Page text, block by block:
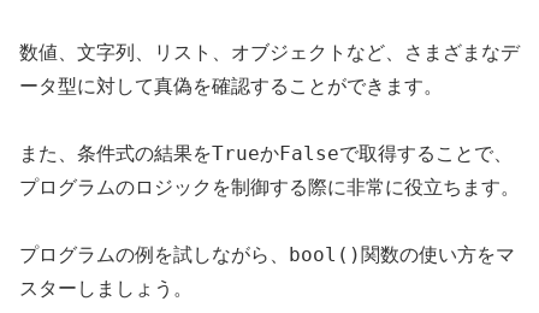
数値、文字列、リスト、オブジェクトなど、さまざまなデ
ータ型に対して真偽を確認することができます。
また、条件式の結果をTrueかFalseで取得することで、
プログラムのロジックを制御する際に非常に役立ちます。
プログラムの例を試しながら、 bool() 関数の使い方をマ
スターしましょう。